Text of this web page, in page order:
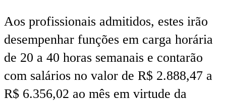
Aos profissionais admitidos, estes irão
desempenhar funções em carga horária
de 20 a 40 horas semanais e contarão
com salários no valor de R$ 2.888,47 a
R$ 6.356,02 ao mês em virtude da